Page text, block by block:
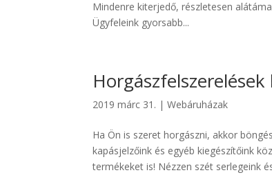
Mindenre kiterjedő, részletesen
Ügyfeleink gyorsabb...
2019 márc 31. |Webáruházak
Ha Ön is szeret horgászni, akkor
kapásjelzőink és egyéb kiegészítőink
termékeket is! Nézzen szét serlegeink